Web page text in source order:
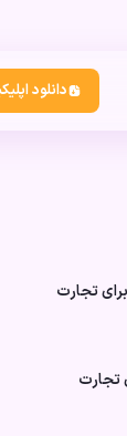
دانلود
تجارت
تجارت